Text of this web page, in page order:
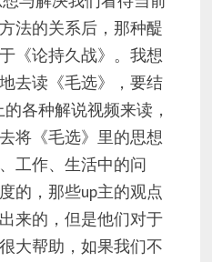
法的关系后，那种醍
《论持久战》。我想
去读《毛选》，要结
各种解说视频来读，
将《毛选》里的思想
工作、生活中的问
的，那些up主的观点
来的，但是他们对于
大帮助，如果我们不